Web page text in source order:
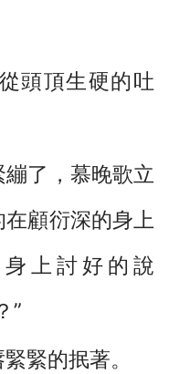
頂生硬的吐
了，慕晚歌立
顧衍深的身上
上討好的說
”
緊的抿著。